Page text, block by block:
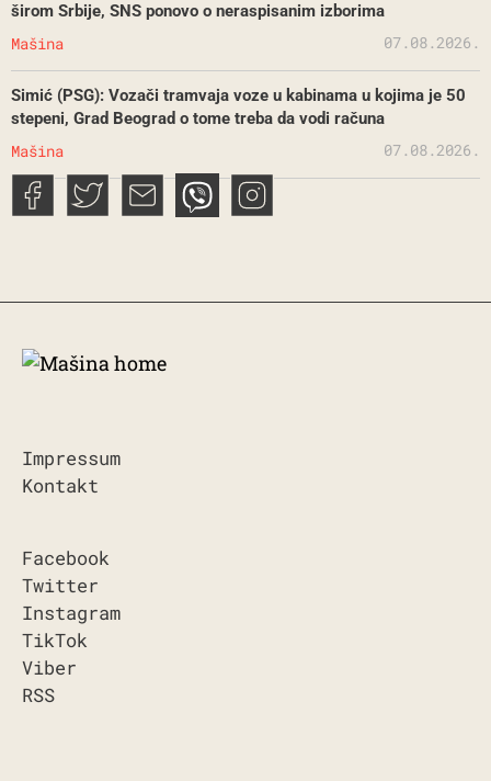
širom Srbije, SNS ponovo o neraspisanim izborima
Mašina 07.08.2026.
Simić (PSG): Vozači tramvaja voze u kabinama u kojima je 50
stepeni, Grad Beograd o tome treba da vodi računa
Mašina 07.08.2026.
Impressum
Kontakt
Facebook
Twitter
Instagram
TikTok
Viber
RSS